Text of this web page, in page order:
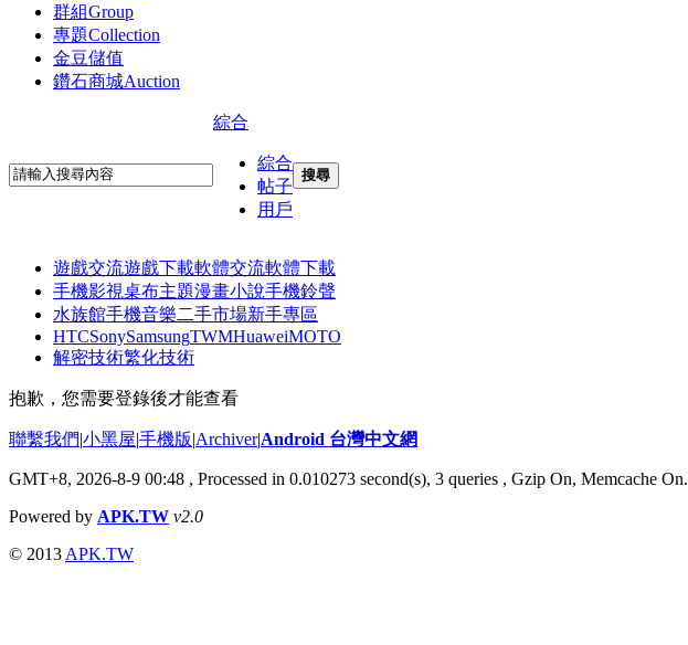
群組Group
專題Collection
金豆儲值
鑽石商城Auction
綜合
綜合
帖子
用戶
搜尋
遊戲交流遊戲下載軟體交流軟體下載
手機影視桌布主題漫畫小說手機鈴聲
水族館手機音樂二手市場新手專區
HTCSonySamsungTWMHuaweiMOTO
解密技術繁化技術
抱歉，您需要登錄後才能查看
聯繫我們|小黑屋|手機版|Archiver|Android 台灣中文網
GMT+8, 2026-8-9 00:48 , Processed in 0.010273 second(s), 3 queries , Gzip On, Memcache On.
Powered by APK.TW v2.0
© 2013 APK.TW